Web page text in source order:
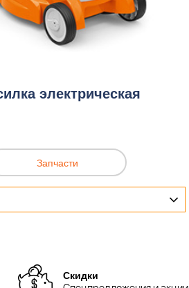
электрическая
Запчасти
Скидки